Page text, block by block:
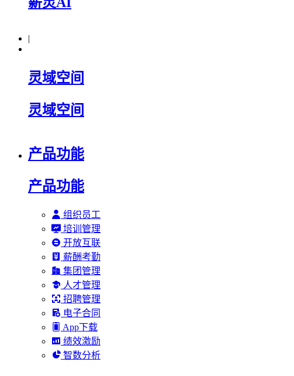
|
灵域空间
灵域空间
产品功能
产品功能
组织员工
培训管理
开放互联
薪酬考勤
集团管理
人才管理
招聘管理
电子合同
App下载
绩效激励
智数分析